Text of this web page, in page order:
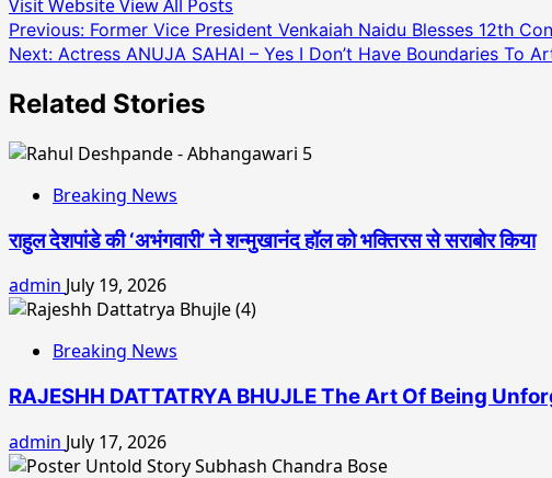
Visit WebsiteView All Posts
Post
navigation
Previous: Former Vice President Venkaiah Naidu Blesses 12th
Next: Actress ANUJA SAHAI – Yes I Don’t Have Boundaries To
Related Stories
Breaking News
राहुल देशपांडे की ‘अभंगवारी’ ने शन्मुखानंद हॉल को भक्तिरस से सराबोर किया
admin July 19, 2026
Breaking News
RAJESHH DATTATRYA BHUJLE The Art Of Being
admin July 17, 2026